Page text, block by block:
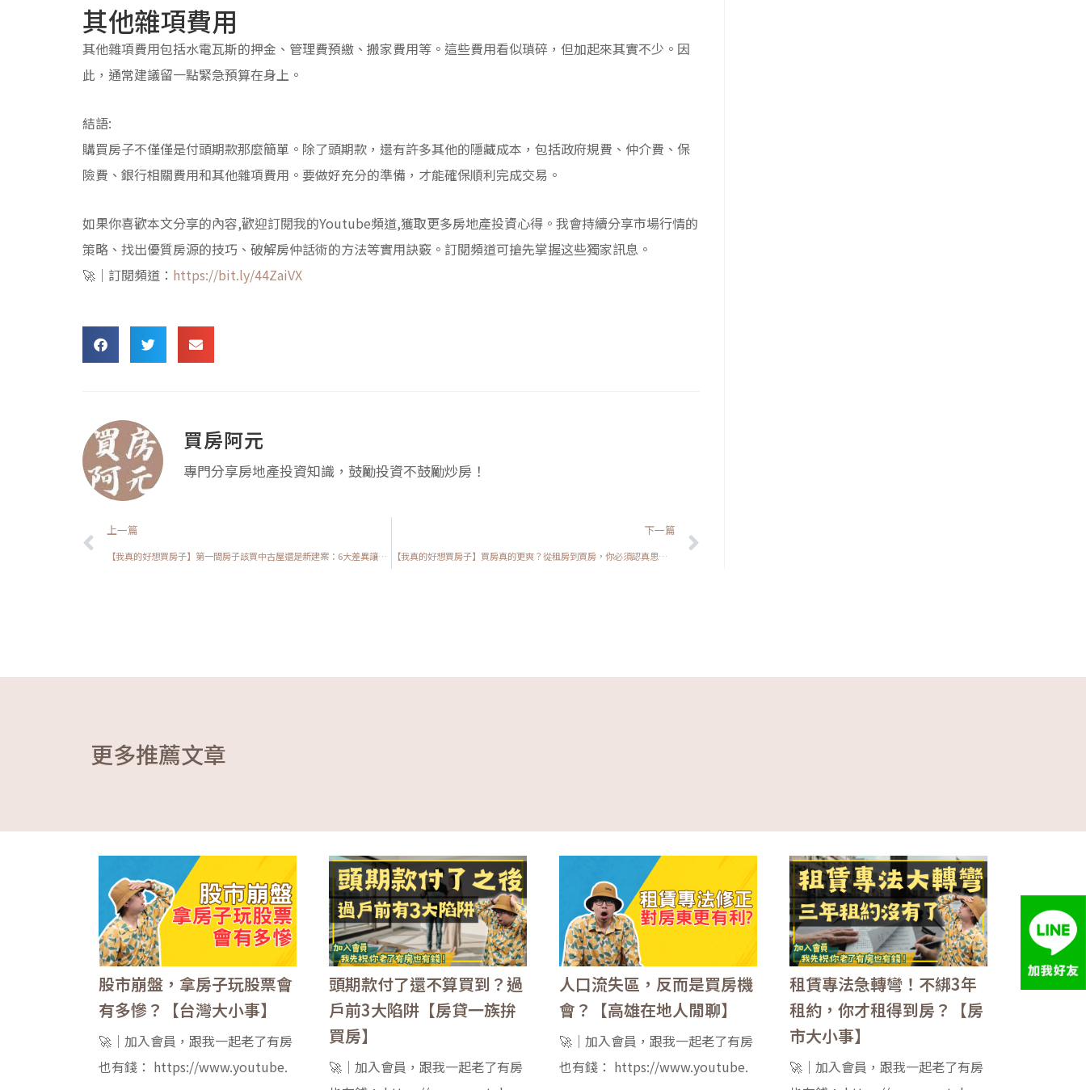
其他雜項費用
其他雜項費用包括水電瓦斯的押金、管理費預繳、搬家費用等。這些費用看似瑣碎，但加起來其實不少。因
此，通常建議留一點緊急預算在身上。
結語:
購買房子不僅僅是付頭期款那麼簡單。除了頭期款，還有許多其他的隱藏成本，包括政府規費、仲介費、保
險費、銀行相關費用和其他雜項費用。要做好充分的準備，才能確保順利完成交易。
如果你喜歡本文分享的內容,歡迎訂閱我的Youtube頻道,獲取更多房地產投資心得。我會持續分享市場行情的
策略、找出優質房源的技巧、破解房仲話術的方法等實用訣竅。訂閱頻道可搶先掌握这些獨家訊息。
🚀｜訂閱頻道： https://bit.ly/44ZaiVX
買房阿元
專門分享房地產投資知識，鼓勵投資不鼓勵炒房！
上一頁
上一篇
【我真的好想買房子】第一間房子該買中古屋還是新建案：6大差異讓你秒懂如何選擇
下一篇
【我真的好想買房子】買房真的更爽？從租房到買房，你必須認真思考的四件事情！
更多推薦文章
股市崩盤，拿房子玩股票會
有多慘？【台灣大小事】
🚀｜加入會員，跟我一起老了有房
也有錢： https://www.youtube.
頭期款付了還不算買到？過
戶前3大陷阱【房貸一族拚
買房】
🚀｜加入會員，跟我一起老了有房
人口流失區，反而是買房機
會？【高雄在地人閒聊】
🚀｜加入會員，跟我一起老了有房
也有錢： https://www.youtube.
租賃專法急轉彎！不綁3年
租約，你才租得到房？【房
市大小事】
🚀｜加入會員，跟我一起老了有房